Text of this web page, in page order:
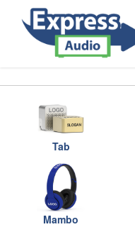
Tab
Mambo